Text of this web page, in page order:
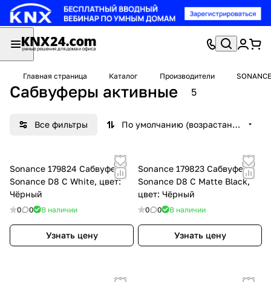
Главная страница Каталог Производители SONANCE
Сабвуферы активные 5
Все фильтры По умолчанию (возрастание)
Sonance 179824 Сабвуфер
Sonance D8 C White, цвет:
Чёрный
0 0 В наличии
Узнать цену
Sonance 179823 Сабвуфер
Sonance D8 C Matte Black,
цвет: Чёрный
0 0 В наличии
Узнать цену